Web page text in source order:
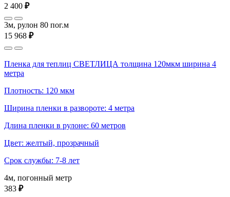
2 400 ₽
3м, рулон 80 пог.м
15 968 ₽
Пленка для теплиц СВЕТЛИЦА толщина 120мкм ширина 4
метра
Плотность: 120 мкм
Ширина пленки в развороте: 4 метра
Длина пленки в рулоне: 60 метров
Цвет: желтый, прозрачный
Срок службы: 7-8 лет
4м, погонный метр
383 ₽